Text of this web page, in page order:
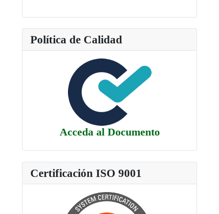
Política de Calidad
Acceda al Documento
Certificación ISO 9001